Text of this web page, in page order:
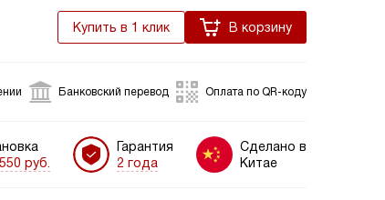
Купить в 1 клик В корзину
Банковский перевод Оплата по QR-коду
руб.
Гарантия
2 года
Сделано в
Китае